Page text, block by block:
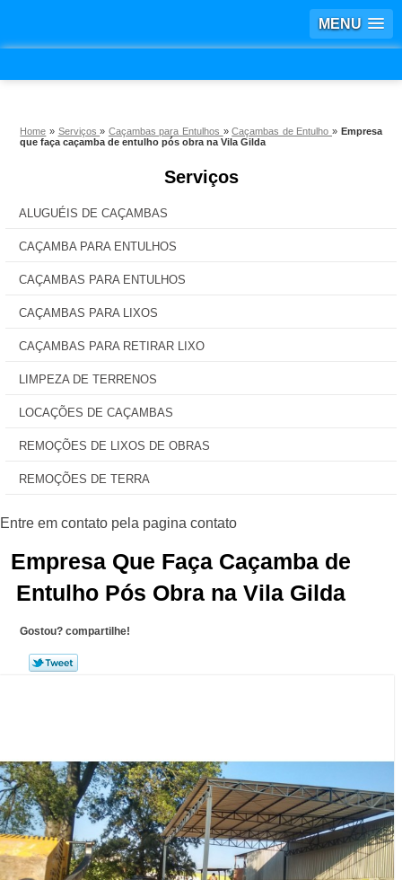
MENU
Home » Serviços» Caçambas para Entulhos »Caçambas de Entulho» Empresa
que faça caçamba de entulho pós obra na Vila Gilda
Serviços
ALUGUÉIS DE CAÇAMBAS
CAÇAMBA PARA ENTULHOS
CAÇAMBAS PARA ENTULHOS
CAÇAMBAS PARA LIXOS
CAÇAMBAS PARA RETIRAR LIXO
LIMPEZA DE TERRENOS
LOCAÇÕES DE CAÇAMBAS
REMOÇÕES DE LIXOS DE OBRAS
REMOÇÕES DE TERRA
Empresa Que Faça Caçamba de
Entulho Pós Obra na Vila Gilda
Gostou? compartilhe!